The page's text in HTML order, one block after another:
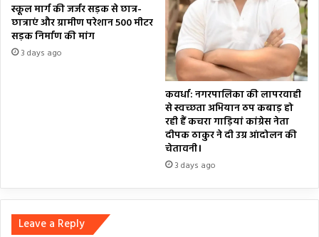
स्कूल मार्ग की जर्जर सड़क से छात्र-
छात्राएं और ग्रामीण परेशान 500 मीटर
सड़क निर्माण की मांग
3 days ago
कवर्धा: नगरपालिका की लापरवाही
से स्वच्छता अभियान ठप कबाड़ हो
रही हैं कचरा गाड़ियां कांग्रेस नेता
दीपक ठाकुर ने दी उग्र आंदोलन की
चेतावनी।
3 days ago
Leave a Reply